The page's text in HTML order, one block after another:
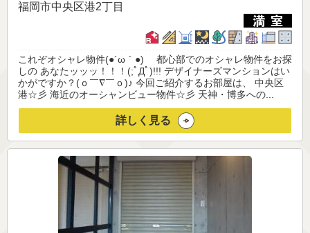
福岡市中央区港2丁目
これぞオシャレ物件(●´ω｀●)ゞ 都心部でのオシャレ物件をお探
しの あなたッッッ！！！(;ﾟДﾟ)!!! デザイナーズマンションはい
かがですか？(ｏ￣∇￣ｏ)♪ 今回ご紹介するお部屋は、 中央区
港☆彡 海近のオーシャンビュー物件☆彡 天神・博多への...
詳しく見る